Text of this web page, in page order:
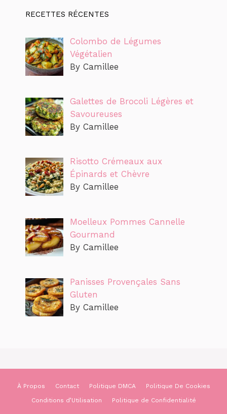
RECETTES RÉCENTES
Colombo de Légumes
Végétalien
By Camillee
Galettes de Brocoli Légères et
Savoureuses
By Camillee
Risotto Crémeaux aux
Épinards et Chèvre
By Camillee
Moelleux Pommes Cannelle
Gourmand
By Camillee
Panisses Provençales Sans
Gluten
By Camillee
À Propos Contact Politique DMCA
Politique De Cookies
Conditions d’Utilisation
Politique de Confidentialité